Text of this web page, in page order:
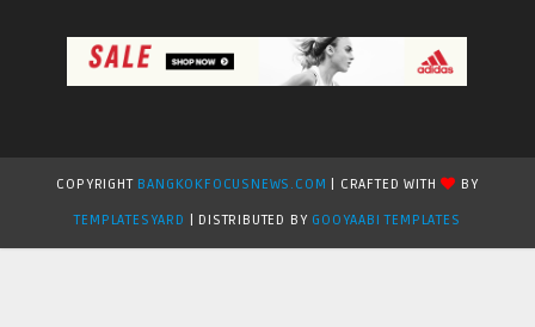
COPYRIGHT BANGKOKFOCUSNEWS.COM | CRAFTED WITH
BY
TEMPLATESYARD
| DISTRIBUTED BY GOOYAABI TEMPLATES